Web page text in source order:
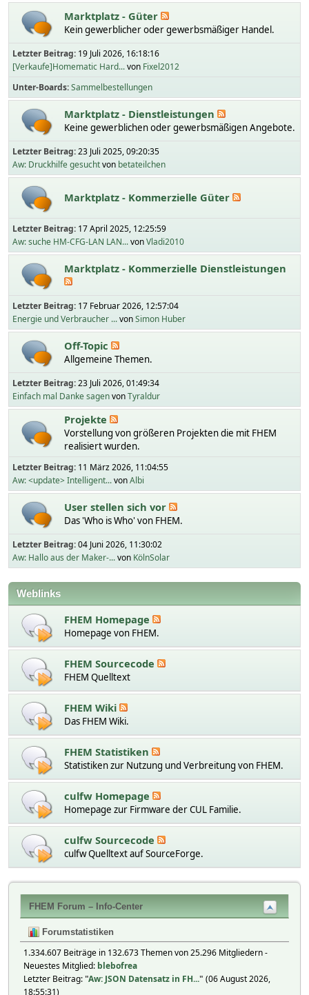
Marktplatz - Güter
Kein gewerblicher oder gewerbsmäßiger Handel.
Letzter Beitrag: 19 Juli 2026, 16:18:16
[Verkaufe]Homematic Hard...von Fixel2012
Unter-Boards Sammelbestellungen
Marktplatz - Dienstleistungen
Keine gewerblichen oder gewerbsmäßigen Angebote.
Letzter Beitrag:23 Juli 2025, 09:20:35
Aw: Druckhilfe gesuchtvon betateilchen
Marktplatz - Kommerzielle Güter
Letzter Beitrag: 17 April 2025, 12:25:59
Aw: suche HM-CFG-LAN LAN...vonVladi2010
Marktplatz - Kommerzielle Dienstleistungen
Letzter Beitrag: 17 Februar 2026, 12:57:04
Energie und Verbraucher ...vonSimon Huber
Off-Topic
Allgemeine Themen.
Letzter Beitrag:23 Juli 2026, 01:49:34
Einfach mal Danke sagenvonTyraldur
Projekte
Vorstellung von größeren Projekten die mit FHEM
realisiert wurden.
Letzter Beitrag: 11 März 2026, 11:04:55
Aw: <update> Intelligent...vonAlbi
User stellen sich vor
Das 'Who is Who' von FHEM.
Letzter Beitrag:04 Juni 2026, 11:30:02
Aw: Hallo aus der Maker-...von KölnSolar
Weblinks
FHEM Homepage
Homepage von FHEM.
FHEM Sourcecode
FHEM Quelltext
FHEM Wiki
Das FHEM Wiki.
FHEM Statistiken
Statistiken zur Nutzung und Verbreitung von FHEM.
culfw Homepage
Homepage zur Firmware der CUL Familie.
culfw Sourcecode
culfw Quelltext auf SourceForge.
FHEM Forum – Info-Center
Forumstatistiken
1.334.607 Beiträge in 132.673 Themen von 25.296 Mitgliedern -
Neuestes Mitglied: blebofrea
Letzter Beitrag:"Aw: JSON Datensatz in FH..." (06 August 2026,
18:55:31)